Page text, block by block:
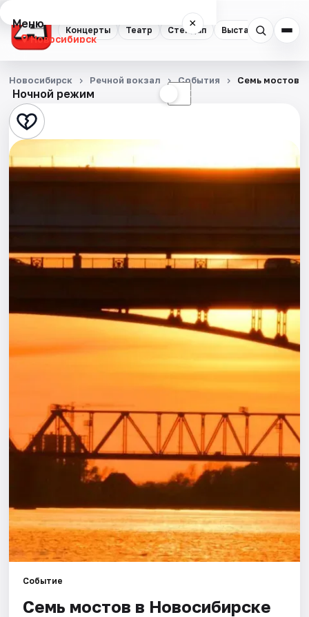
Концерты Театр Стендап Выставки
Меню ×
Новосибирск
Концерты
Театр
Стендап
Выставки
Спорт
Города
Артисты
Рейтинги
Ночной режим ☾
Новосибирск Речной вокзал События Семь мостов
Событие
Семь мостов в Новосибирске